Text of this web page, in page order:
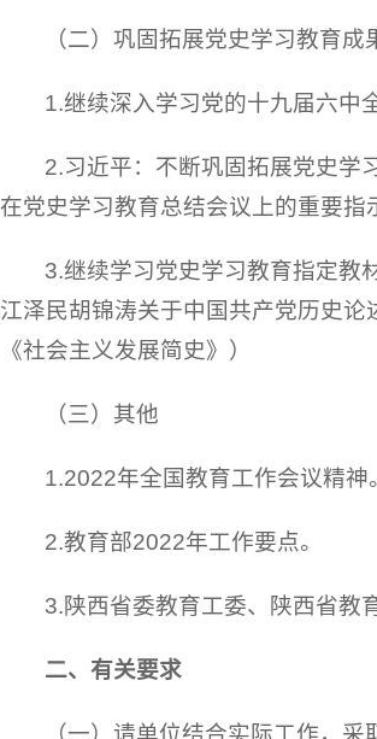
（二）巩固拓展党史学习教育成
1.继续深入学习党的十九届六中
2.习近平：不断巩固拓展党史学
在党史学习教育总结会议上的重要指
3.继续学习党史学习教育指定教
江泽民胡锦涛关于中国共产党历史论
《社会主义发展简史》）
（三）其他
1.2022年全国教育工作会议精神
2.教育部2022年工作要点。
3.陕西省委教育工委、陕西省教
二、有关要求
（一）请单位结合实际工作，